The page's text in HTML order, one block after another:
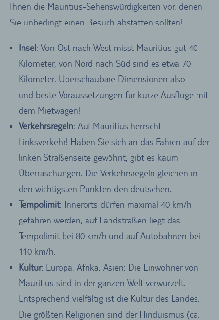
Ihnen die Mauritius-Sehenswürdigkeiten vor, denen
Sie unbedingt einen Besuch abstatten sollten!
Insel: Von Ost nach West misst Mauritius gut 40
Kilometer, von Nord nach Süd sind es etwa 70
Kilometer. Überschaubare Dimensionen also –
und beste Voraussetzungen für kurze Ausflüge mit
dem Mietwagen!
Verkehrsregeln: Auf Mauritius herrscht
Linksverkehr! Haben Sie sich an das Fahren auf der
linken Straßenseite gewöhnt, gibt es kaum
Überraschungen. Die Verkehrsregeln gleichen in
den wichtigsten Punkten den deutschen.
Tempolimit: Innerorts dürfen maximal 40 km/h
gefahren werden, auf Landstraßen liegt das
Tempolimit bei 80 km/h und auf Autobahnen bei
110 km/h.
Kultur: Europa, Afrika, Asien: Die Einwohner von
Mauritius sind in der ganzen Welt verwurzelt.
Entsprechend vielfältig ist die Kultur des Landes.
Die größten Religionen sind der Hinduismus (ca.